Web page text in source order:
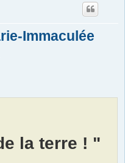
Immaculée
la terre ! "